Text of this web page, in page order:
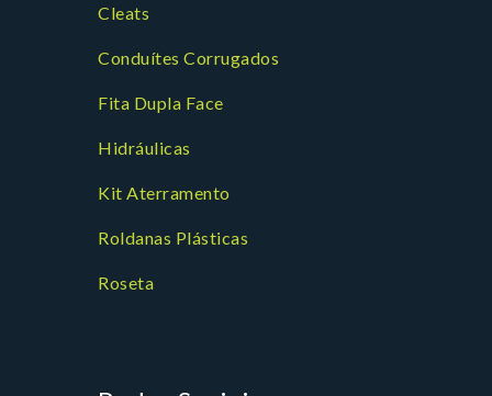
Cleats
Conduítes Corrugados
Fita Dupla Face
Hidráulicas
Kit Aterramento
Roldanas Plásticas
Roseta